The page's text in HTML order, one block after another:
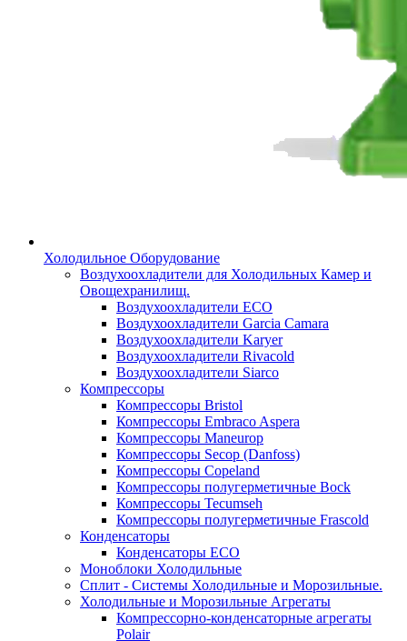
Холодильное Оборудование
Воздухоохладители для Холодильных Камер и
Овощехранилищ.
Воздухоохладители ECO
Воздухоохладители Garcia Camara
Воздухоохладители Karyer
Воздухоохладители Rivacold
Воздухоохладители Siarco
Компрессоры
Компрессоры Bristol
Компрессоры Embraco Aspera
Компрессоры Maneurop
Компрессоры Secop (Danfoss)
Компрессоры Copeland
Компрессоры полугерметичные Bock
Компрессоры Tecumseh
Компрессоры полугерметичные Frascold
Конденсаторы
Конденсаторы ECO
Моноблоки Холодильные
Сплит - Системы Холодильные и Морозильные.
Холодильные и Морозильные Агрегаты
Компрессорно-конденсаторные агрегаты
Polair